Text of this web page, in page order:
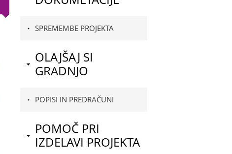
SPREMEMBE PROJEKTA
OLAJŠAJ SI
GRADNJO
POPISI IN PREDRAČUNI
POMOČ PRI
IZDELAVI PROJEKTA